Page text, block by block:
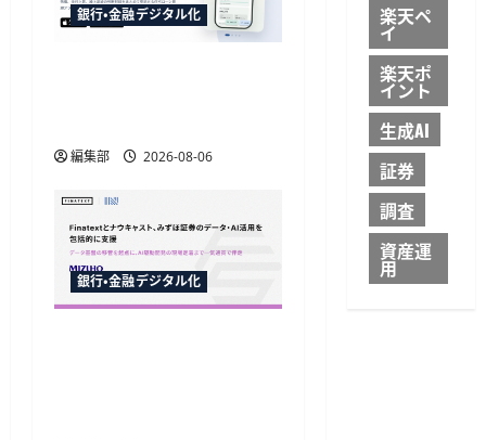
銀行・金融デジタル化
編集部 2026-08-06
銀行・金融デジタル化
楽天ペ
イ
楽天ポ
イント
生成AI
証券
調査
資産運
用